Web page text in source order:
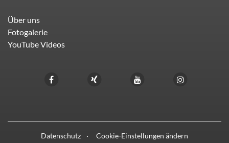
Über uns
Fotogalerie
YouTube Videos
Datenschutz Cookie-Einstellungen ändern